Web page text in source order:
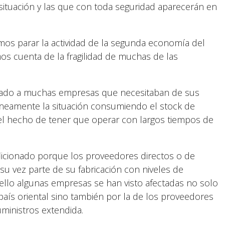
y las que con toda seguridad aparecerán en
parar la actividad de la segunda economía del
cuenta de la fragilidad de muchas de las
a muchas empresas que necesitaban de sus
la situación consumiendo el stock de
hecho de tener que operar con largos tiempos de
porque los proveedores directos o de
vez parte de su fabricación con niveles de
algunas empresas se han visto afectadas no solo
oriental sino también por la de los proveedores
extendida.